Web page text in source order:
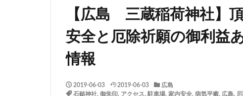
【広島 三蔵稲荷神社】
安全と厄除祈願の御利益
情報
2019-06-03 2019-06-03
広島
石鎚神社, 御朱印, アクセス, 駐車場, 家内安全, 病気平癒, 広島,